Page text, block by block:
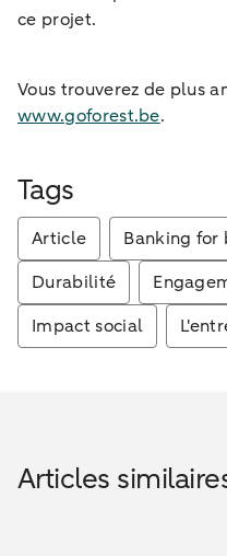
ce projet.
Vous trouverez de plus
www.goforest.be.
Tags
Article Banking for
Durabilité
Impact social
Articles